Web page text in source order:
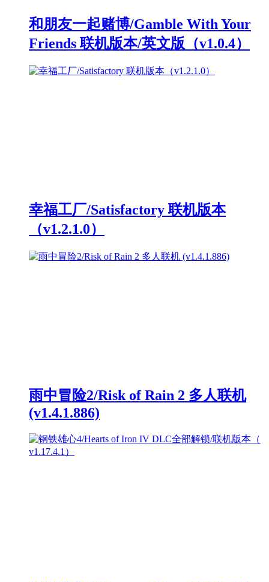
和朋友一起赌博/Gamble With Your
Friends 联机版本/英文版（v1.0.4）
幸福工厂/Satisfactory 联机版本
（v1.2.1.0）
雨中冒险2/Risk of Rain 2 多人联机
(v1.4.1.886)